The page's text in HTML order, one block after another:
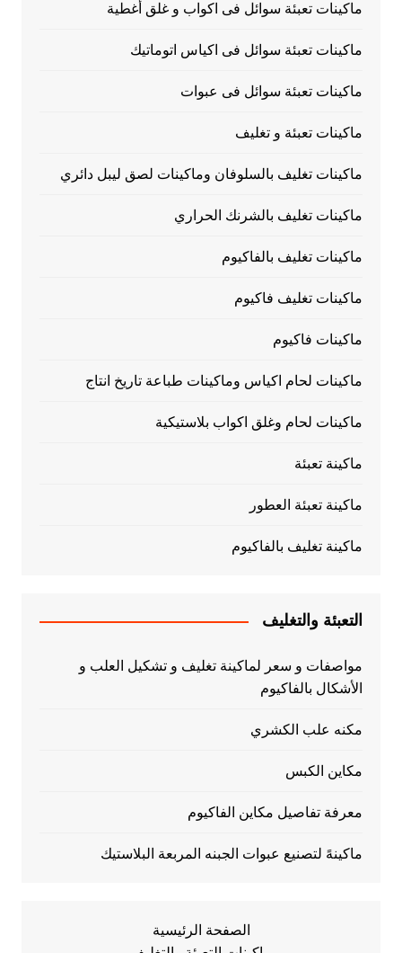
ماكينات تعبئة سوائل فى اكواب و غلق أغطية
ماكينات تعبئة سوائل فى اكياس اتوماتيك
ماكينات تعبئة سوائل فى عبوات
ماكينات تعبئة و تغليف
ماكينات تغليف بالسلوفان وماكينات لصق ليبل دائري
ماكينات تغليف بالشرنك الحراري
ماكينات تغليف بالفاكيوم
ماكينات تغليف فاكيوم
ماكينات فاكيوم
ماكينات لحام اكياس وماكينات طباعة تاريخ انتاج
ماكينات لحام وغلق اكواب بلاستيكية
ماكينة تعبئة
ماكينة تعبئة العطور
ماكينة تغليف بالفاكيوم
التعبئة والتغليف
مواصفات و سعر لماكينة تغليف و تشكيل العلب و
الأشكال بالفاكيوم
مكنه علب الكشري
مكاين الكبس
معرفة تفاصيل مكاين الفاكيوم
ماكينهً لتصنيع عبوات الجبنه المربعة البلاستيك
الصفحة الرئيسية